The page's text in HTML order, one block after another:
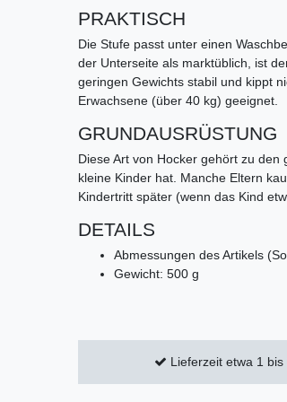
PRAKTISCH
Die Stufe passt unter einen
der Unterseite als marktüblich, ist
geringen Gewichts stabil und kippt
Erwachsene (über 40 kg) geeignet.
GRUNDAUSRÜSTUNG
Diese Art von Hocker gehört zu
kleine Kinder hat. Manche Eltern
Kindertritt später (wenn das Kind
DETAILS
Abmessungen des Artikels
Gewicht: 500 g
Lieferzeit etwa 1